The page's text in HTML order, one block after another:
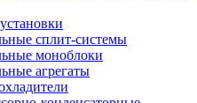
сплит-системы
моноблоки
агрегаты